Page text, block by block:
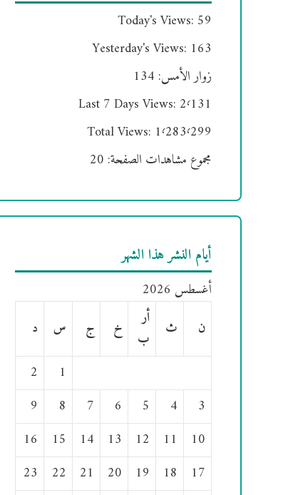
Today's Views: 59
Yesterday's Views: 163
زوار الأمس: 134
Last 7 Days Views: 2٬131
Total Views: 1٬283٬299
مجموع مشاهدات الصفحة: 20
أيام النشر هذا الشهر
أغسطس 2026
ن
ث
أر
ب
خ ج س
د
1
2
3
4
5
6
7
8
9
10
11
12
13
14
15
16
17
18
19
20
21
22
23